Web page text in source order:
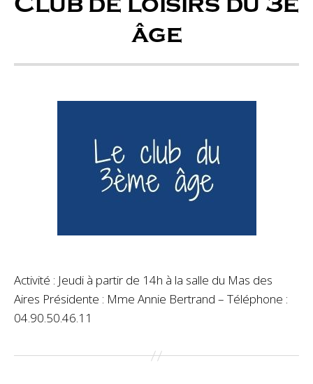
âge
Activité : Jeudi à partir de 14h à la salle du Mas des
Aires Présidente : Mme Annie Bertrand – Téléphone :
04.90.50.46.11